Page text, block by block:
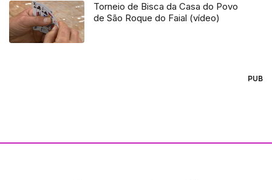
Torneio de Bisca da Casa do Povo
de São Roque do Faial (vídeo)
PUB